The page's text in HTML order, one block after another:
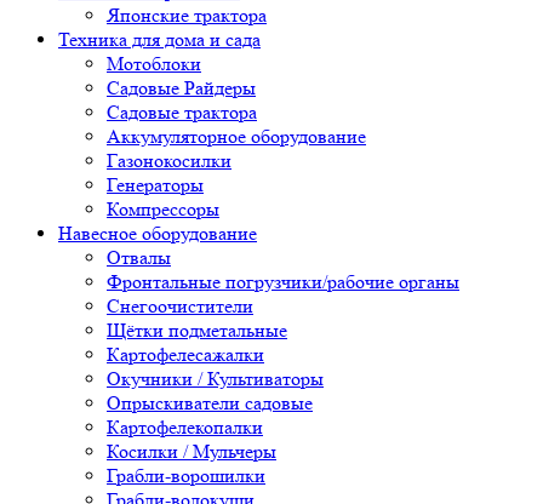
Японские трактора
Техника для дома и сада
Мотоблоки
Садовые Райдеры
Садовые трактора
Аккумуляторное оборудование
Газонокосилки
Генераторы
Компрессоры
Навесное оборудование
Отвалы
Фронтальные погрузчики/рабочие органы
Снегоочистители
Щётки подметальные
Картофелесажалки
Окучники / Культиваторы
Опрыскиватели садовые
Картофелекопалки
Косилки / Мульчеры
Грабли-ворошилки